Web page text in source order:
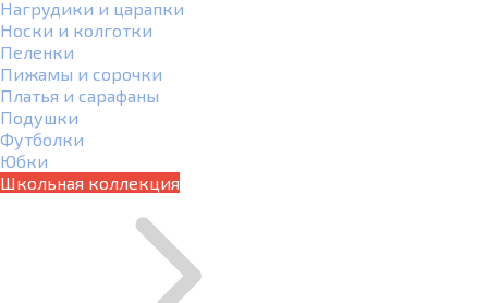
Нагрудики и царапки
Носки и колготки
Пеленки
Пижамы и сорочки
Платья и сарафаны
Подушки
Футболки
Юбки
Школьная коллекция